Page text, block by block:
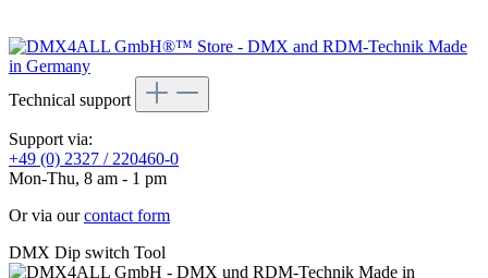
Technical support
Support via:
+49 (0) 2327 / 220460-0
Mon-Thu, 8 am - 1 pm
Or via ourcontact form
DMX Dip switch Tool